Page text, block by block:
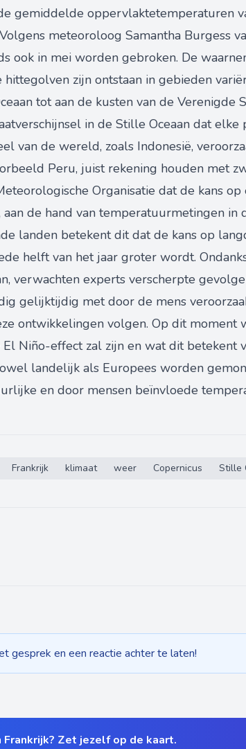
gemiddelde oppervlaktetemperaturen
meteoroloog Samantha Burgess
ook in mei worden gebroken. De
zijn ontstaan in gebieden
tot aan de kusten van de Verenigde
in de Stille Oceaan dat
van de wereld, zoals Indonesië,
Peru, juist rekening houden met
Organisatie dat de kans
de hand van temperatuurmetingen in
landen betekent dit dat de kans op
helft van het jaar groter wordt.
verwachten experts verscherpte
gelijktijdig met door de mens
ontwikkelingen volgen. Op dit moment
Niño-effect zal zijn en wat dit betekent
landelijk als Europees worden
en door mensen beïnvloede
Frankrijk klimaat weer Copernicus Stille
gesprek en een reactie achter te laten!
Frankrijk? Zet jezelf op de kaart.